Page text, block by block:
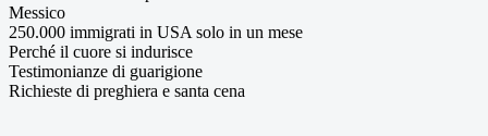
Messico
250.000 immigrati in USA solo in un mese
Perché il cuore si indurisce
Testimonianze di guarigione
Richieste di preghiera e santa cena